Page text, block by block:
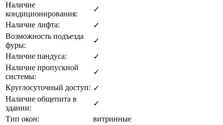
Наличие
кондиционирования:
✓
Наличие лифта:
✓
Возможность подъезда
фуры:
✓
Наличие пандуса:
✓
Наличие пропускной
системы:
✓
Круглосуточный доступ: ✓
Наличие общепита в
здании:
✓
Тип окон:
витринные